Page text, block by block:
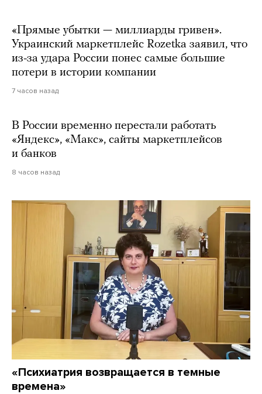
«Прямые убытки — миллиарды гривен».
Украинский маркетплейс Rozetka заявил, что
из-за удара России понес самые большие
потери в истории компании
7 часов назад
В России временно перестали работать
«Яндекс», «Макс», сайты маркетплейсов
и банков
8 часов назад
«Психиатрия возвращается в темные
времена»